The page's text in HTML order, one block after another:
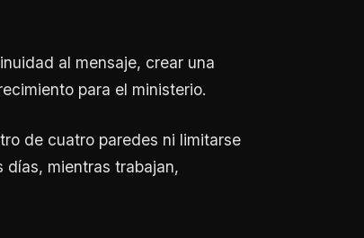
al mensaje, crear una
para el ministerio.
de cuatro paredes ni limitarse
días, mientras trabajan,